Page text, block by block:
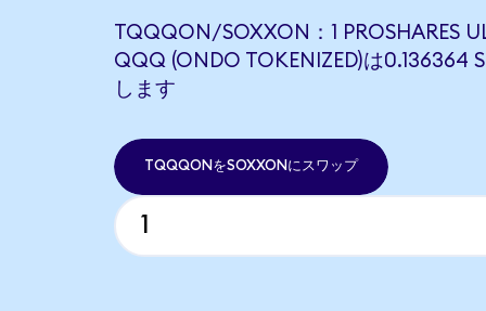
TQQQON/SOXXON：1 PROSHARES
QQQ (ONDO TOKENIZED)は0.136364
します
TQQQONをSOXXONにスワップ